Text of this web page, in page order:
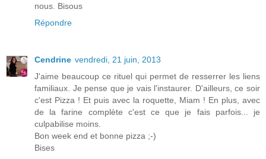
nous. Bisous
Répondre
Cendrine vendredi, 21 juin, 2013
J'aime beaucoup ce rituel qui permet de resserrer les liens
familiaux. Je pense que je vais l'instaurer. D'ailleurs, ce soir
c'est Pizza ! Et puis avec la roquette, Miam ! En plus, avec
de la farine complète c'est ce que je fais parfois... je
culpabilise moins.
Bon week end et bonne pizza ;-)
Bises